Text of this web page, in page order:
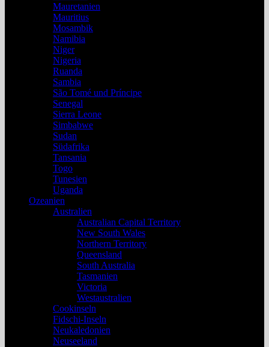
Mauretanien
Mauritius
Mosambik
Namibia
Niger
Nigeria
Ruanda
Sambia
São Tomé und Príncipe
Senegal
Sierra Leone
Simbabwe
Sudan
Südafrika
Tansania
Togo
Tunesien
Uganda
Ozeanien
Australien
Australian Capital Territory
New South Wales
Northern Territory
Queensland
South Australia
Tasmanien
Victoria
Westaustralien
Cookinseln
Fidschi-Inseln
Neukaledonien
Neuseeland